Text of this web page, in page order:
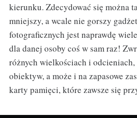
kierunku. Zdecydować się można
mniejszy, a wcale nie gorszy
fotograficznych jest naprawdę
dla danej osoby coś w sam raz!
różnych wielkościach i odcieniach,
obiektyw, a może i na zapasowe
karty pamięci, które zawsze się